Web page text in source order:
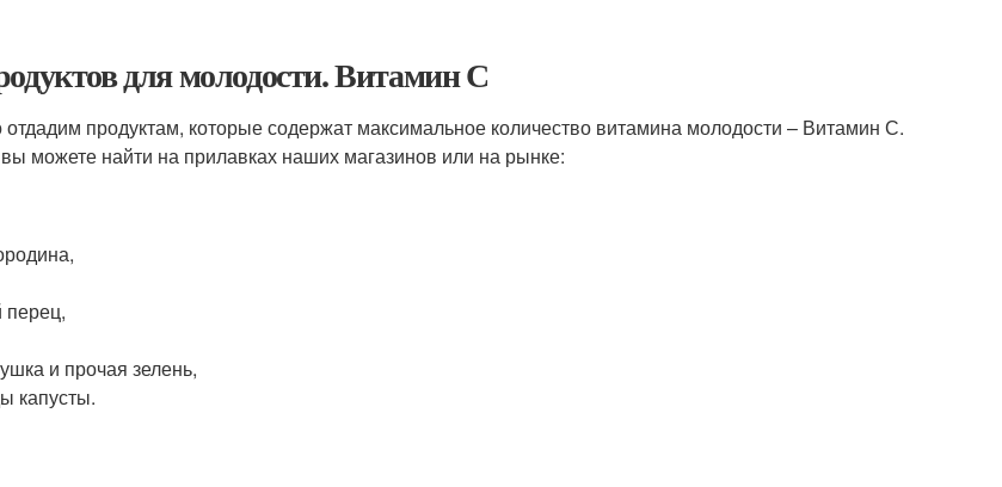
для молодости. Витамин С
продуктам, которые содержат максимальное количество витамина молодости – Витамин С.
можете найти на прилавках наших магазинов или на рынке:
перец,
и прочая зелень,
капусты.